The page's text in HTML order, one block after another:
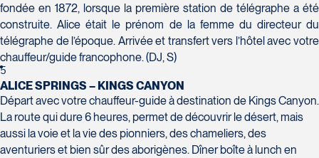
fondée en 1872, lorsque la première station de télégraphe a été
construite. Alice était le prénom de la femme du directeur du
télégraphe de l’époque. Arrivée et transfert vers l’hôtel avec votre
chauffeur/guide francophone. (DJ, S)
5
ALICE SPRINGS – KINGS CANYON
Départ avec votre chauffeur-guide à destination de Kings Canyon.
La route qui dure 6 heures, permet de découvrir le désert, mais
aussi la voie et la vie des pionniers, des chameliers, des
aventuriers et bien sûr des aborigènes. Dîner boîte à lunch en
Voyages Boislard Poirier
2840 Boulevard Laframboise
Saint-Hyacinthe
J2S 4Z1
Tél :450-774-6436 / 1-800-561-2967
500 rue Bouvier - Suite 202
Québec
G2J 1E3
Tél :
418-624-8222 / 1-844-869-2439